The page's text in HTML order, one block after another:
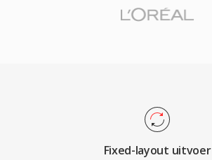
Fixed-layout uitvoer